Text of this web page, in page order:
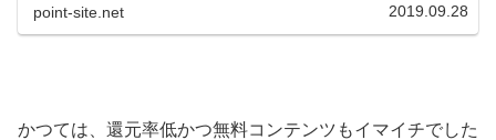
point-site.net 2019.09.28
かつては、還元率低かつ無料コンテンツもイマイチでした